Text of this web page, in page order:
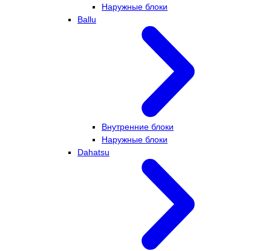
Наружные блоки
Ballu
Внутренние блоки
Наружные блоки
Dahatsu